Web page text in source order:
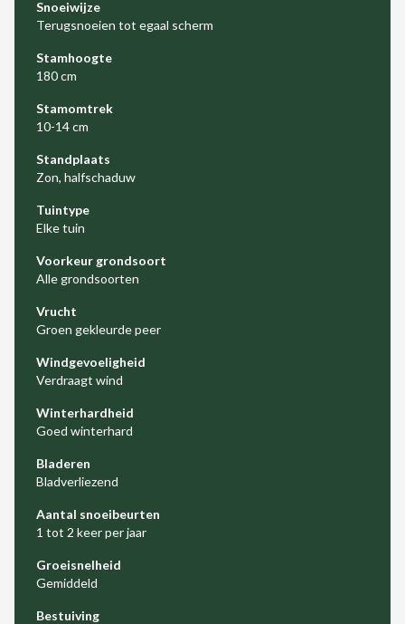
Snoeiwijze
Terugsnoeien tot egaal scherm
Stamhoogte
180 cm
Stamomtrek
10-14 cm
Standplaats
Zon, halfschaduw
Tuintype
Elke tuin
Voorkeur grondsoort
Alle grondsoorten
Vrucht
Groen gekleurde peer
Windgevoeligheid
Verdraagt wind
Winterhardheid
Goed winterhard
Bladeren
Bladverliezend
Aantal snoeibeurten
1 tot 2 keer per jaar
Groeisnelheid
Gemiddeld
Bestuiving